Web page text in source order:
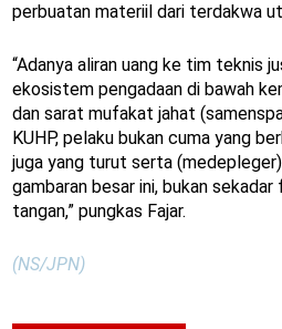
perbuatan materiil dari terdakwa
“Adanya aliran uang ke tim teknis
ekosistem pengadaan di bawah
dan sarat mufakat jahat
KUHP, pelaku bukan cuma yang
juga yang turut serta
gambaran besar ini, bukan
tangan,” pungkas Fajar.
(NS/JPN)